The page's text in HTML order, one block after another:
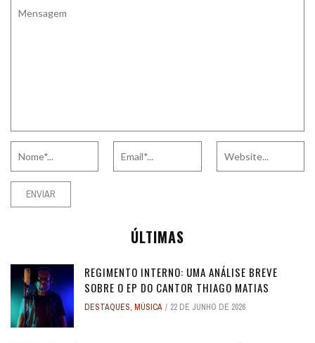
ÚLTIMAS
REGIMENTO INTERNO: UMA ANÁLISE BREVE
SOBRE O EP DO CANTOR THIAGO MATIAS
DESTAQUES, MÚSICA 22 DE JUNHO DE 2026